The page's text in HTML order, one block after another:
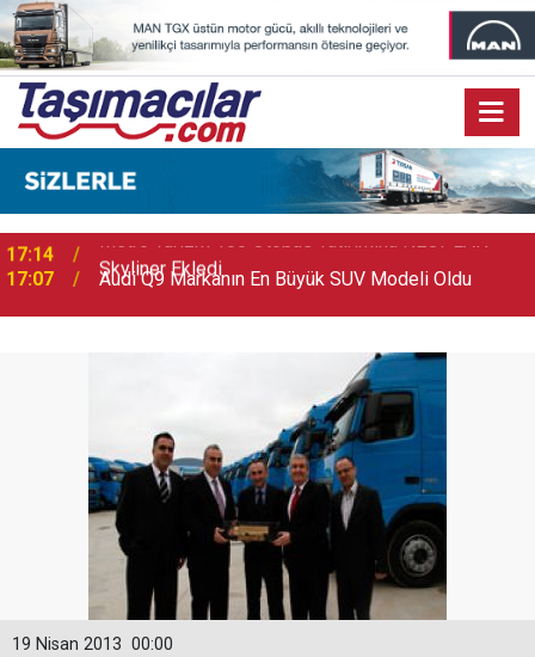
17:07 Audi Q9 Markanın En Büyük SUV Modeli Oldu
00:00
19 Nisan 2013